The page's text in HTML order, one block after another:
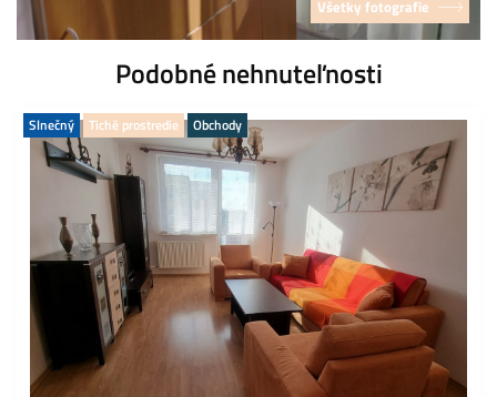
Všetky fotografie
Podobné nehnuteľnosti
Slnečný Tiché prostredie Obchody